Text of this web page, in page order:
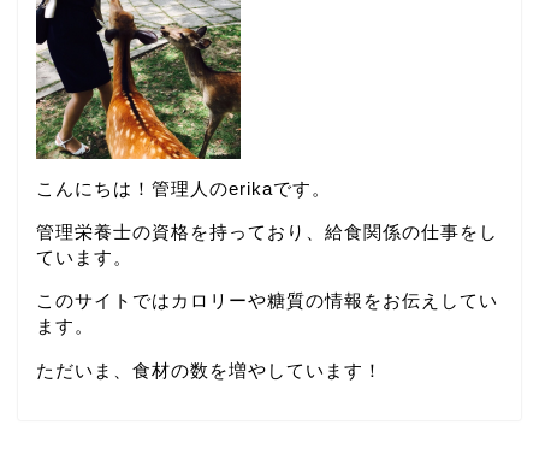
こんにちは！管理人のerikaです。
管理栄養士の資格を持っており、給食関係の仕事をし
ています。
このサイトではカロリーや糖質の情報をお伝えしてい
ます。
ただいま、食材の数を増やしています！